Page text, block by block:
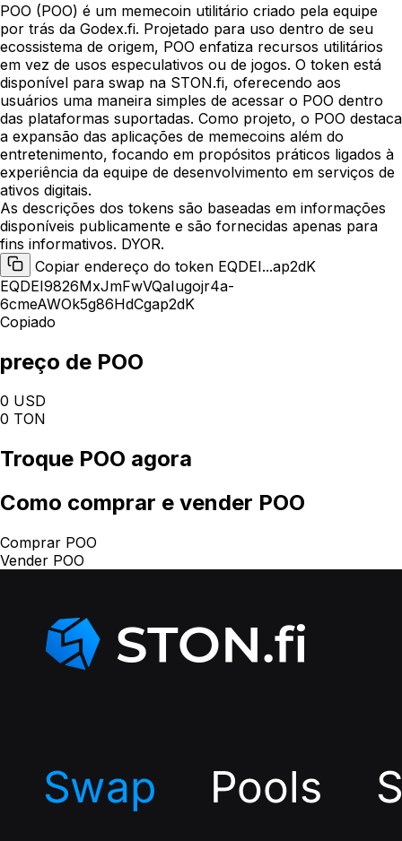
POO (POO) é um memecoin utilitário criado pela equipe
por trás da Godex.fi. Projetado para uso dentro de seu
ecossistema de origem, POO enfatiza recursos utilitários
em vez de usos especulativos ou de jogos. O token está
disponível para swap na STON.fi, oferecendo aos
usuários uma maneira simples de acessar o POO dentro
das plataformas suportadas. Como projeto, o POO destaca
a expansão das aplicações de memecoins além do
entretenimento, focando em propósitos práticos ligados à
experiência da equipe de desenvolvimento em serviços de
ativos digitais.
As descrições dos tokens são baseadas em informações
disponíveis publicamente e são fornecidas apenas para
fins informativos. DYOR.
Copiar endereço do token EQDEI...ap2dK
EQDEI9826MxJmFwVQaIugojr4a-
6cmeAWOk5g86HdCgap2dK
Copiado
preço de POO
0 USD
0 TON
Troque POO agora
Como comprar e vender POO
Comprar POO
Vender POO